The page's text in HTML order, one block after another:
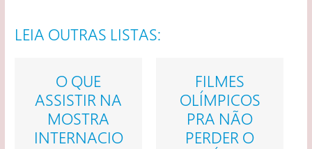
LEIA OUTRAS LISTAS:
NA
OLÍMPICOS
PRA NÃO
PERDER O
FILMES
SUA